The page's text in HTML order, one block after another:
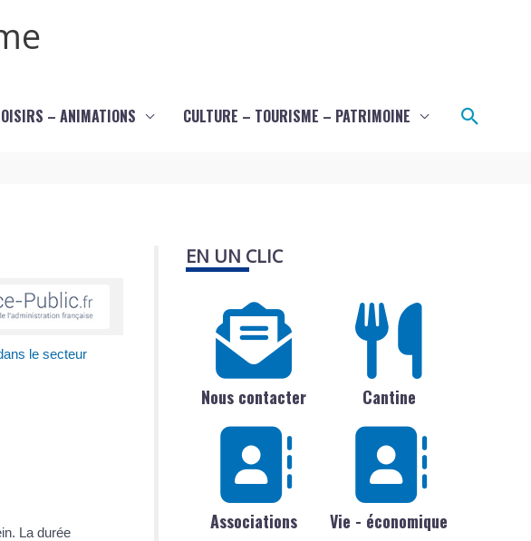
– ANIMATIONS CULTURE – TOURISME – PATRIMOINE
le secteur
La durée
EN UN CLIC
Nous contacter Cantine
Associations Vie - économique